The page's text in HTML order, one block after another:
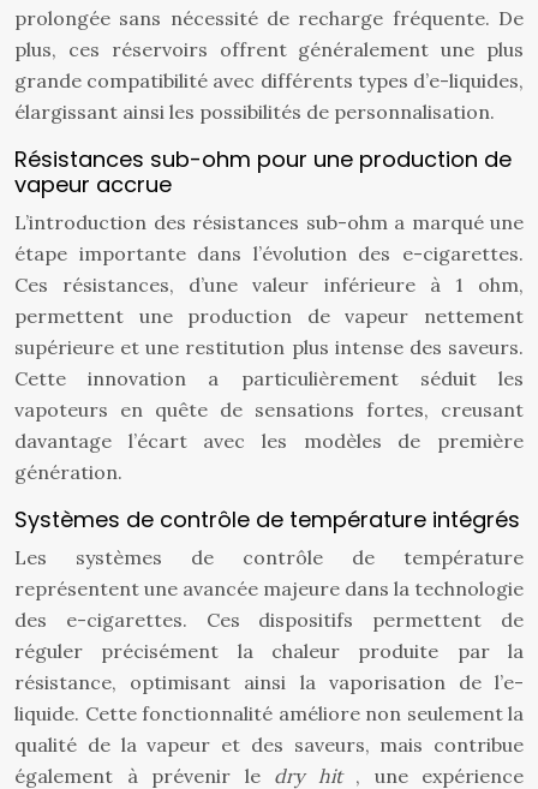
prolongée sans nécessité de recharge fréquente. De
plus, ces réservoirs offrent généralement une plus
grande compatibilité avec différents types d’e-liquides,
élargissant ainsi les possibilités de personnalisation.
Résistances sub-ohm pour une production de
vapeur accrue
L’introduction des résistances sub-ohm a marqué une
étape importante dans l’évolution des e-cigarettes.
Ces résistances, d’une valeur inférieure à 1 ohm,
permettent une production de vapeur nettement
supérieure et une restitution plus intense des saveurs.
Cette innovation a particulièrement séduit les
vapoteurs en quête de sensations fortes, creusant
davantage l’écart avec les modèles de première
génération.
Systèmes de contrôle de température intégrés
Les systèmes de contrôle de température
représentent une avancée majeure dans la technologie
des e-cigarettes. Ces dispositifs permettent de
réguler précisément la chaleur produite par la
résistance, optimisant ainsi la vaporisation de l’e-
liquide. Cette fonctionnalité améliore non seulement la
qualité de la vapeur et des saveurs, mais contribue
également à prévenir le dry hit , une expérience